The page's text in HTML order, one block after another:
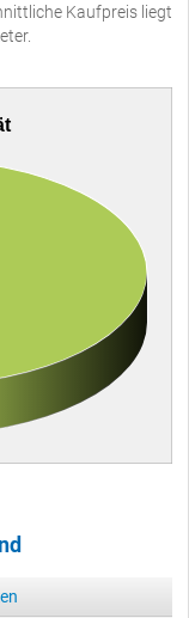
Kaufpreis liegt